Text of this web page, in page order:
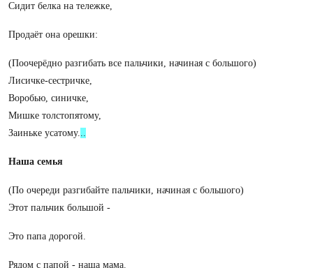
Сидит белка на тележке,
Продаёт она орешки:
(Поочерёдно разгибать все пальчики, начиная с большого)
Лисичке-сестричке,
Воробью, синичке,
Мишке толстопятому,
Заиньке усатому...
Наша семья
(По очереди разгибайте пальчики, начиная с большого)
Этот пальчик большой -
Это папа дорогой.
Рядом с папой - наша мама.